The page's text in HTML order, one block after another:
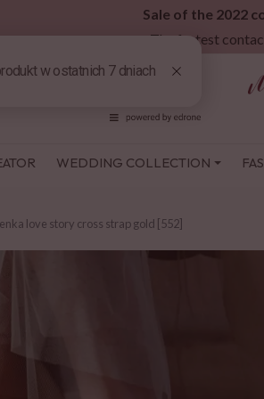
Sale of the 2022
The fastest
WEDDING COLLECTION
love story cross strap gold [552]